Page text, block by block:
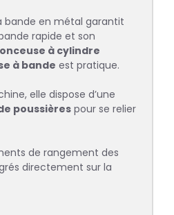
bande en métal garantit
rapide et son
à cylindre
à bande est pratique.
elle dispose d’une
poussièrespour se relier
de rangement des
directement sur la